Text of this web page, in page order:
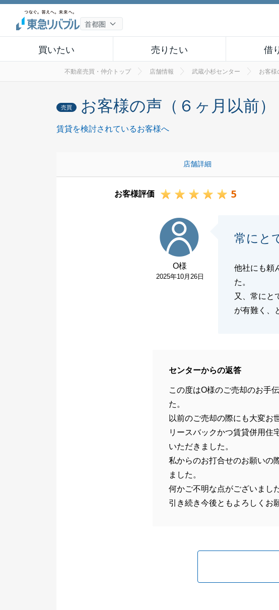
買いたい 売りたい 借
不動産売買・仲介トップ 店舗情報 武蔵小杉センター お客様
売買 お客様の声（６ヶ月以前）
賃貸を検討されているお客様へ
店舗詳細
お客様評価 5
O様
2025年10月26日
常にと
他社にも頼
た。
又、常にと
が有難く、
センターからの返答
この度はO様のご売却のお手
た。
以前のご売却の際にも大変お
リースバックかつ賃貸併用住
いただきました。
私からのお打合せのお願いの
ました。
何かご不明な点がございまし
引き続き今後ともよろしくお